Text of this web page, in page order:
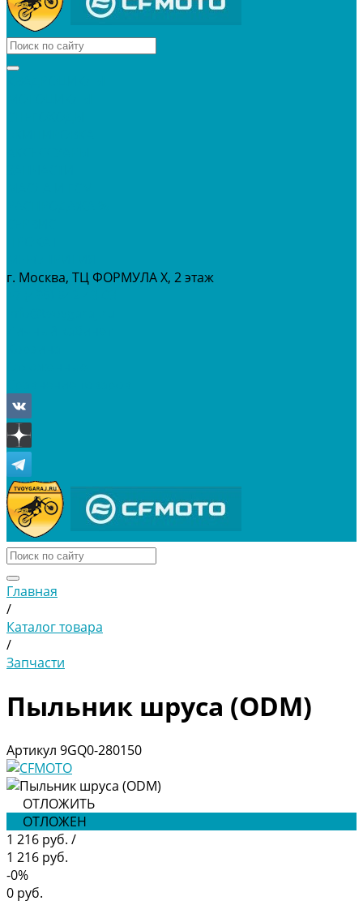
г. Москва, ТЦ ФОРМУЛА Х, 2 этаж
Главная
/
Каталог товара
/
Запчасти
Пыльник шруса (ODM)
Артикул 9GQ0-280150
ОТЛОЖИТЬ
ОТЛОЖЕН
1 216 руб. /
1 216 руб.
-0%
0 руб.